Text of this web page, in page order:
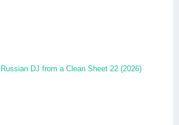
Russian DJ from a Clean Sheet 22 (2026)